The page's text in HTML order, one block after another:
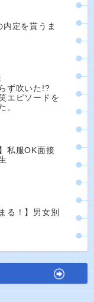
内定を貰うま
ず吹いた!?
エピソードを
。
私服OK面接
る！】男女別